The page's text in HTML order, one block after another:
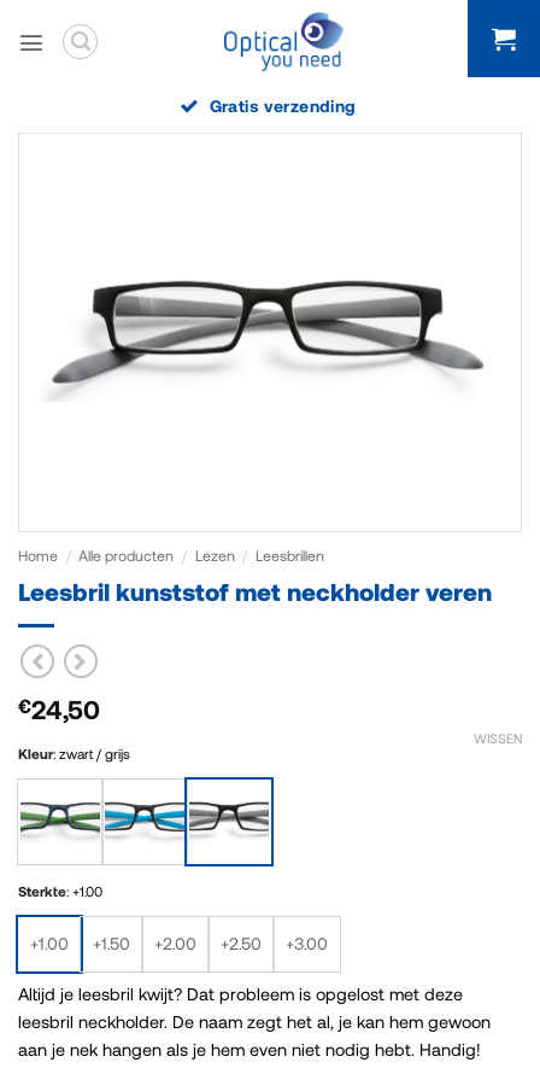
naar
Gratis verzending
Home / Alle producten / Lezen / Leesbrillen
Leesbril kunststof met neckholder veren
€24,50
Kleur: zwart / grijs
Sterkte: +1.00
+1.00 +1.50 +2.00 +2.50 +3.00
WISSEN
Altijd je leesbril kwijt? Dat probleem is opgelost met deze
leesbril neckholder. De naam zegt het al, je kan hem gewoon
aan je nek hangen als je hem even niet nodig hebt. Handig!